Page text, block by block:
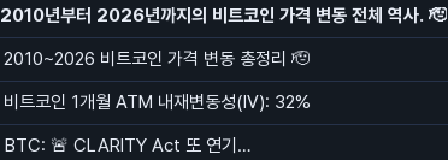
2010년부터 2026년까지의 비트코인 가격 변동 전체 역사. 🫡
2010~2026 비트코인 가격 변동 총정리 🫡
비트코인 1개월 ATM 내재변동성(IV): 32%
BTC: 🚨 CLARITY Act 또 연기…